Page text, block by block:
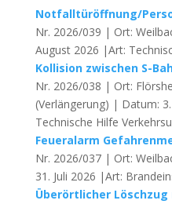
Notfalltüröffnung/
Nr. 2026/039 | Ort:
August 2026 |Art:
Kollision zwischen S-
Nr. 2026/038 | Ort:
(Verlängerung) | Datum:
Technische Hilfe
Feueralarm
Nr. 2026/037 | Ort:
31. Juli 2026 |Art:
Überörtlicher